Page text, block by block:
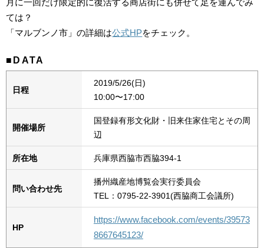
月に一回だけ限定的に復活する商店街にも併せて足を運んでみ
ては？
「マルブンノ市」の詳細は公式HPをチェック。
■DATA
日程
2019/5/26(日)
10:00〜17:00
開催場所
国登録有形文化財・旧来住家住宅とその周
辺
所在地 兵庫県西脇市西脇394-1
問い合わせ先
播州織産地博覧会実行委員会
TEL：0795-22-3901(西脇商工会議所)
HP
https://www.facebook.com/events/39573
8667645123/